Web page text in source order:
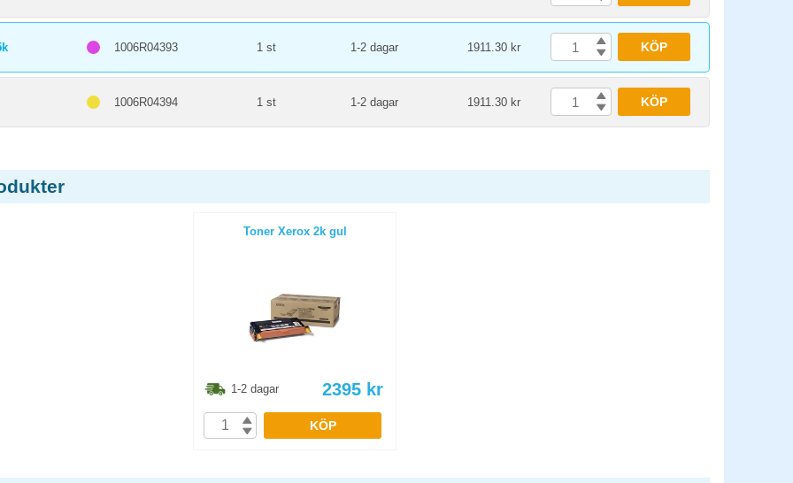
1006R04393 1 st 1-2 dagar 1911.30 kr KÖP
1006R04394 1 st 1-2 dagar 1911.30 kr KÖP
Toner Xerox 2k gul
1-2 dagar 2395 kr
KÖP